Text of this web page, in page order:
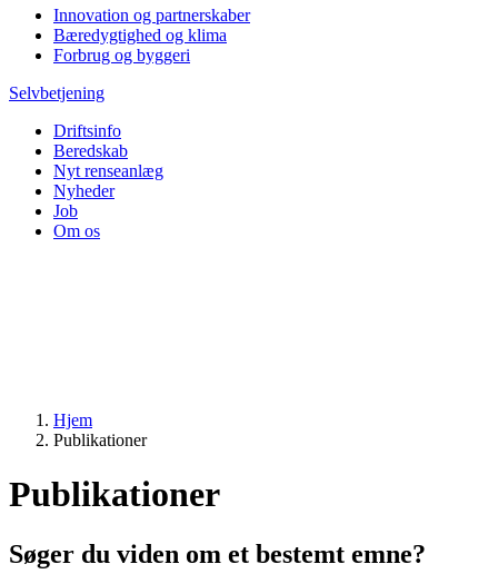
Innovation og partnerskaber
Bæredygtighed og klima
Forbrug og byggeri
Selvbetjening
Driftsinfo
Beredskab
Nyt renseanlæg
Nyheder
Job
Om os
Hjem
Publikationer
Publikationer
Søger du viden om et bestemt emne?